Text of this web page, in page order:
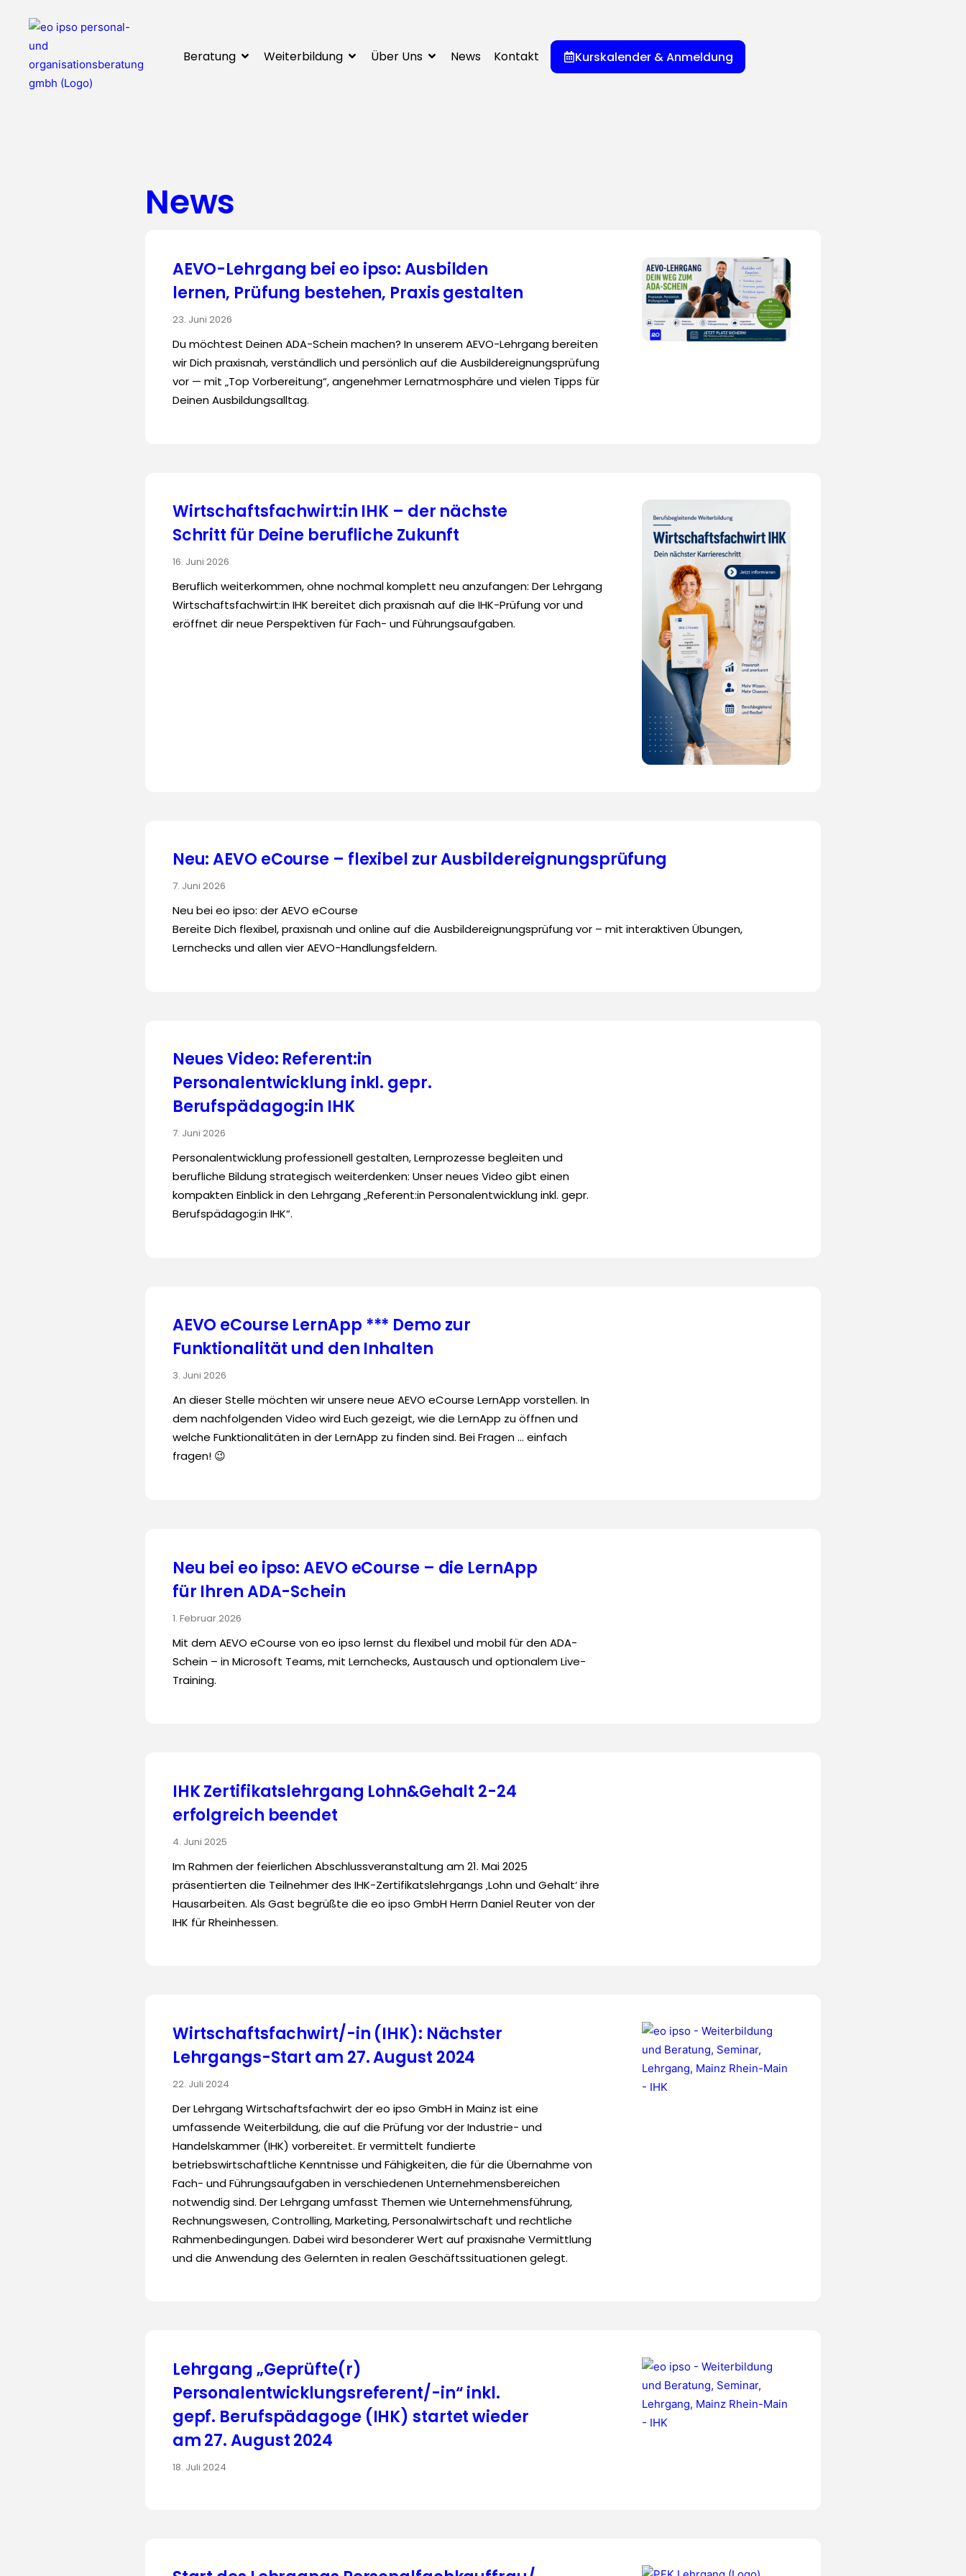
Beratung Weiterbildung Über Uns News Kontakt Kurskalender & Anmeldung
News
AEVO-Lehrgang bei eo ipso: Ausbilden
lernen, Prüfung bestehen, Praxis gestalten
23. Juni 2026
Du möchtest Deinen ADA-Schein machen? In unserem AEVO-Lehrgang bereiten
wir Dich praxisnah, verständlich und persönlich auf die Ausbildereignungsprüfung
vor — mit „Top Vorbereitung“, angenehmer Lernatmosphäre und vielen Tipps für
Deinen Ausbildungsalltag.
Wirtschaftsfachwirt:in IHK – der nächste
Schritt für Deine berufliche Zukunft
16. Juni 2026
Beruflich weiterkommen, ohne nochmal komplett neu anzufangen: Der Lehrgang
Wirtschaftsfachwirt:in IHK bereitet dich praxisnah auf die IHK-Prüfung vor und
eröffnet dir neue Perspektiven für Fach- und Führungsaufgaben.
Neu: AEVO eCourse – flexibel zur Ausbildereignungsprüfung
7. Juni 2026
Neu bei eo ipso: der AEVO eCourse
Bereite Dich flexibel, praxisnah und online auf die Ausbildereignungsprüfung vor – mit interaktiven Übungen,
Lernchecks und allen vier AEVO-Handlungsfeldern.
Neues Video: Referent:in
Personalentwicklung inkl. gepr.
Berufspädagog:in IHK
7. Juni 2026
Personalentwicklung professionell gestalten, Lernprozesse begleiten und
berufliche Bildung strategisch weiterdenken: Unser neues Video gibt einen
kompakten Einblick in den Lehrgang „Referent:in Personalentwicklung inkl. gepr.
Berufspädagog:in IHK“.
AEVO eCourse LernApp *** Demo zur
Funktionalität und den Inhalten
3. Juni 2026
An dieser Stelle möchten wir unsere neue AEVO eCourse LernApp vorstellen. In
dem nachfolgenden Video wird Euch gezeigt, wie die LernApp zu öffnen und
welche Funktionalitäten in der LernApp zu finden sind. Bei Fragen … einfach
fragen! 😉
Neu bei eo ipso: AEVO eCourse – die LernApp
für Ihren ADA-Schein
1. Februar 2026
Mit dem AEVO eCourse von eo ipso lernst du flexibel und mobil für den ADA-
Schein – in Microsoft Teams, mit Lernchecks, Austausch und optionalem Live-
Training.
IHK Zertifikatslehrgang Lohn&Gehalt 2-24
erfolgreich beendet
4. Juni 2025
Im Rahmen der feierlichen Abschlussveranstaltung am 21. Mai 2025
präsentierten die Teilnehmer des IHK-Zertifikatslehrgangs ‚Lohn und Gehalt‘ ihre
Hausarbeiten. Als Gast begrüßte die eo ipso GmbH Herrn Daniel Reuter von der
IHK für Rheinhessen.
Wirtschaftsfachwirt/-in (IHK): Nächster
Lehrgangs-Start am 27. August 2024
22. Juli 2024
Der Lehrgang Wirtschaftsfachwirt der eo ipso GmbH in Mainz ist eine
umfassende Weiterbildung, die auf die Prüfung vor der Industrie- und
Handelskammer (IHK) vorbereitet. Er vermittelt fundierte
betriebswirtschaftliche Kenntnisse und Fähigkeiten, die für die Übernahme von
Fach- und Führungsaufgaben in verschiedenen Unternehmensbereichen
notwendig sind. Der Lehrgang umfasst Themen wie Unternehmensführung,
Rechnungswesen, Controlling, Marketing, Personalwirtschaft und rechtliche
Rahmenbedingungen. Dabei wird besonderer Wert auf praxisnahe Vermittlung
und die Anwendung des Gelernten in realen Geschäftssituationen gelegt.
Lehrgang „Geprüfte(r)
Personalentwicklungsreferent/-in“ inkl.
gepf. Berufspädagoge (IHK) startet wieder
am 27. August 2024
18. Juli 2024